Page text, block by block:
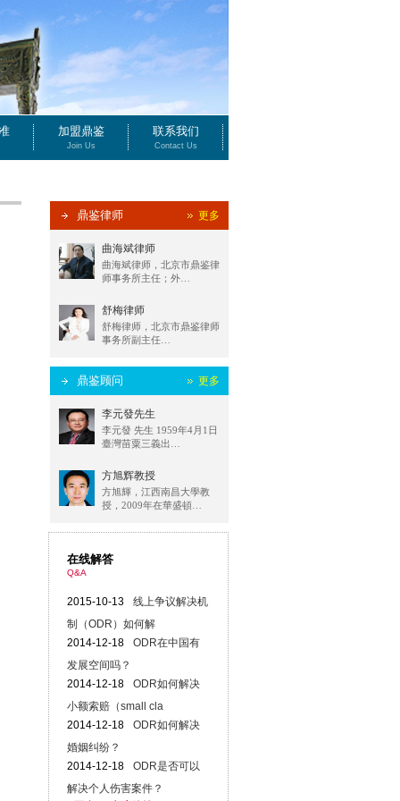
加盟鼎鉴
Join Us
联系我们
Contact Us
鼎鉴律师 更多
曲海斌律师
曲海斌律师，北京市鼎鉴律
师事务所主任；外…
舒梅律师
舒梅律师，北京市鼎鉴律师
事务所副主任…
鼎鉴顾问 更多
李元發先生
李元發 先生 1959年4月1日
臺灣苗粟三義出…
方旭辉教授
方旭輝，江西南昌大學教
授，2009年在華盛頓…
在线解答
Q&A
2015-10-13
线上争议解决机
制（ODR）如何解
2014-12-18
ODR在中国有
发展空间吗？
2014-12-18
ODR如何解决
小额索赔（small cla
2014-12-18
ODR如何解决
婚姻纠纷？
2014-12-18
ODR是否可以
解决个人伤害案件？